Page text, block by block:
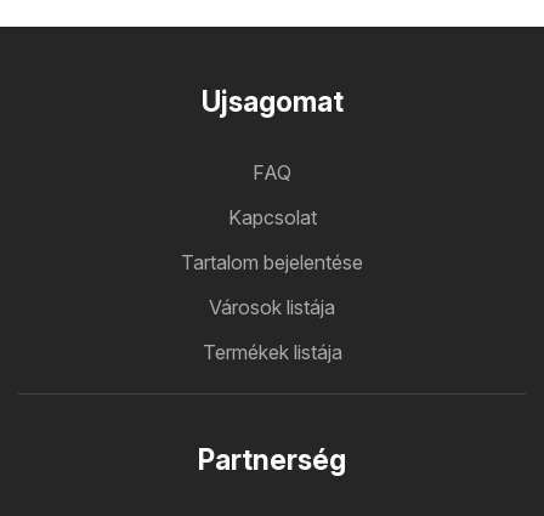
Ujsagomat
FAQ
Kapcsolat
Tartalom bejelentése
Városok listája
Termékek listája
Partnerség